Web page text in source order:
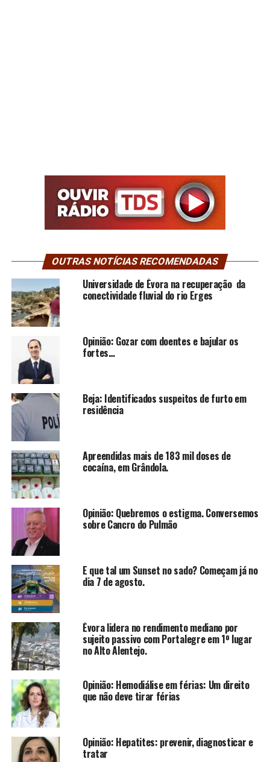
OUTRAS NOTÍCIAS RECOMENDADAS
Universidade de Évora na recuperação da
conectividade fluvial do rio Erges
Opinião: Gozar com doentes e bajular os
fortes…
Beja: Identificados suspeitos de furto em
residência
Apreendidas mais de 183 mil doses de
cocaína, em Grândola.
Opinião: Quebremos o estigma. Conversemos
sobre Cancro do Pulmão
E que tal um Sunset no sado? Começam já no
dia 7 de agosto.
Évora lidera no rendimento mediano por
sujeito passivo com Portalegre em 1º lugar
no Alto Alentejo.
Opinião: Hemodiálise em férias: Um direito
que não deve tirar férias
Opinião: Hepatites: prevenir, diagnosticar e
tratar